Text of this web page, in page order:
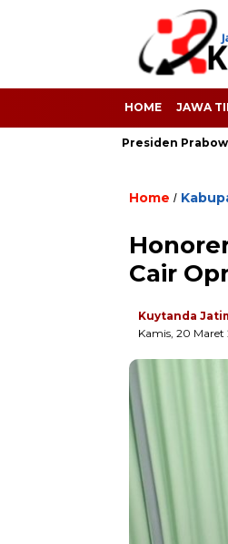
HOME JAWA
Presiden Prabowo Bukber
Home /
Cair
Kuytanda
Kamis, 20 Maret